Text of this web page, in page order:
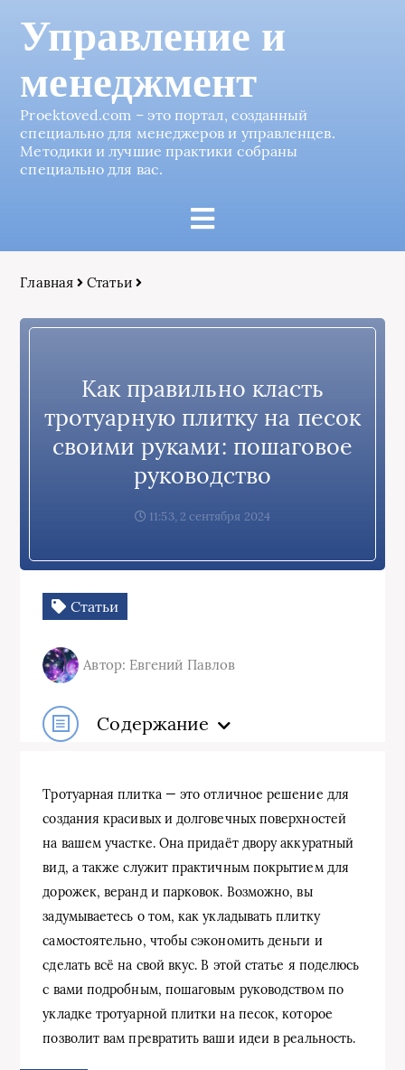
Управление и
менеджмент
Proektoved.com – это портал, созданный
специально для менеджеров и управленцев.
Методики и лучшие практики собраны
специально для вас.
Главная Статьи
Как правильно класть
тротуарную плитку на песок
своими руками: пошаговое
руководство
11:53, 2 сентября 2024
Статьи
Автор: Евгений Павлов
Содержание
Тротуарная плитка — это отличное решение для
создания красивых и долговечных поверхностей
на вашем участке. Она придаёт двору аккуратный
вид, а также служит практичным покрытием для
дорожек, веранд и парковок. Возможно, вы
задумываетесь о том, как укладывать плитку
самостоятельно, чтобы сэкономить деньги и
сделать всё на свой вкус. В этой статье я поделюсь
с вами подробным, пошаговым руководством по
укладке тротуарной плитки на песок, которое
позволит вам превратить ваши идеи в реальность.